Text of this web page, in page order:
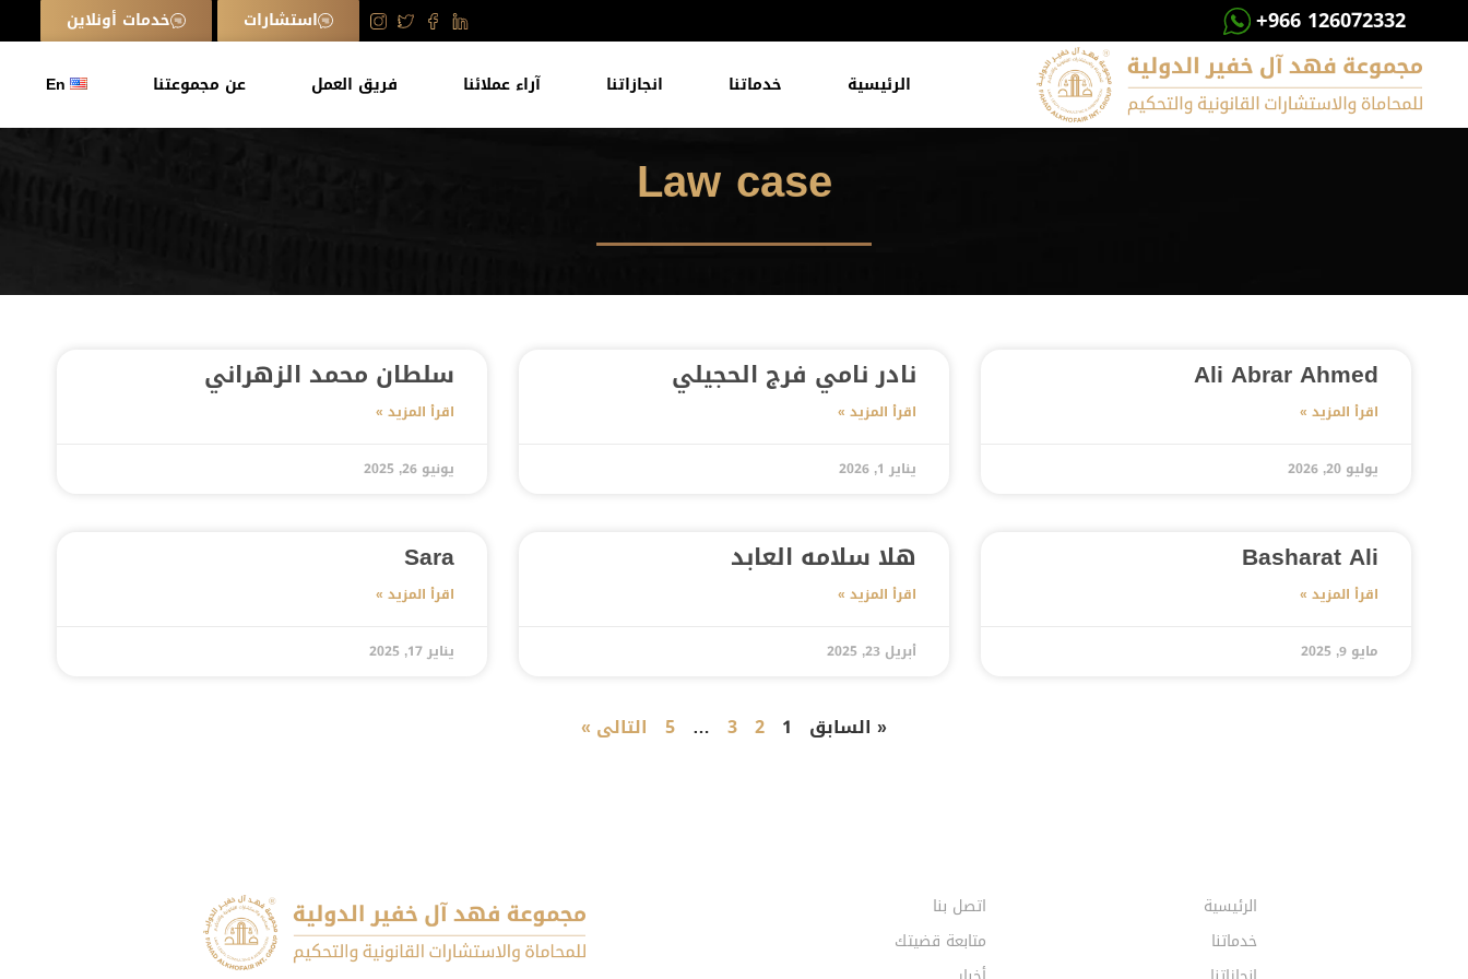
+966 126072332 استشارات خدمات أونلاين
الرئيسية خدماتنا انجازاتنا آراء عملائنا فريق العمل عن مجموعتنا En
Law case
Ali Abrar Ahmed
اقرأ المزيد »
يوليو 20, 2026
نادر نامي فرج الحجيلي
اقرأ المزيد »
يناير 1, 2026
سلطان محمد الزهراني
اقرأ المزيد »
يونيو 26, 2025
Basharat Ali
اقرأ المزيد »
مايو 9, 2025
هلا سلامه العابد
اقرأ المزيد »
أبريل 23, 2025
Sara
اقرأ المزيد »
يناير 17, 2025
« السابق 1
2
3
…
5 التالى »
الرئيسية
خدماتنا
اتصل بنا
متابعة قضيتك